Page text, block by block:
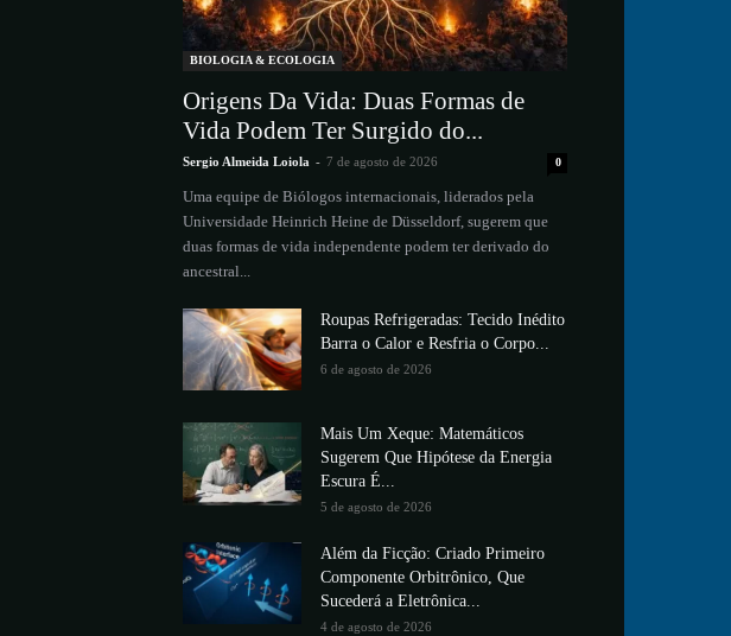
BIOLOGIA & ECOLOGIA
Origens Da Vida: Duas Formas de
Vida Podem Ter Surgido do...
Sergio Almeida Loiola - 7 de agosto de 2026 0
Uma equipe de Biólogos internacionais, liderados pela
Universidade Heinrich Heine de Düsseldorf, sugerem que
duas formas de vida independente podem ter derivado do
ancestral...
Roupas Refrigeradas: Tecido Inédito
Barra o Calor e Resfria o Corpo...
6 de agosto de 2026
Mais Um Xeque: Matemáticos
Sugerem Que Hipótese da Energia
Escura É...
5 de agosto de 2026
Além da Ficção: Criado Primeiro
Componente Orbitrônico, Que
Sucederá a Eletrônica...
4 de agosto de 2026